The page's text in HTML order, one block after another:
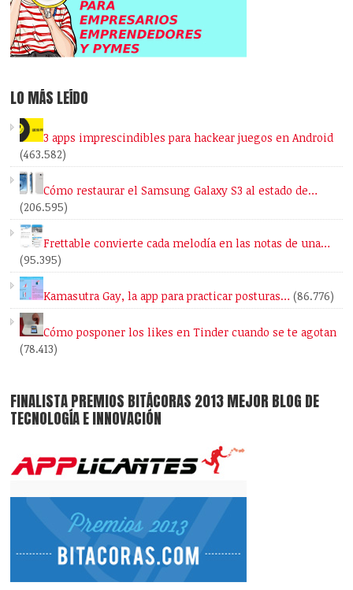
LO MÁS LEÍDO
3 apps imprescindibles para hackear juegos en Android
(463.582)
Cómo restaurar el Samsung Galaxy S3 al estado de…
(206.595)
Frettable convierte cada melodía en las notas de una…
(95.395)
Kamasutra Gay, la app para practicar posturas… (86.776)
Cómo posponer los likes en Tinder cuando se te agotan
(78.413)
FINALISTA PREMIOS BITÁCORAS 2013 MEJOR BLOG DE
TECNOLOGÍA E INNOVACIÓN